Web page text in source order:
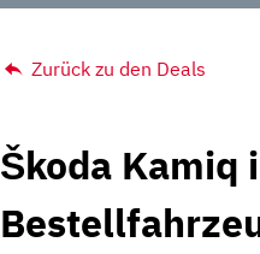
Zurück zu den Deals
Škoda Kamiq